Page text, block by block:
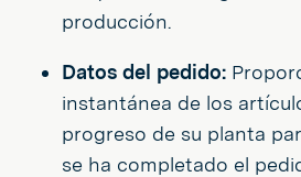
producción.
Datos del pedido:
instantánea de los
progreso de su planta
se ha completado el